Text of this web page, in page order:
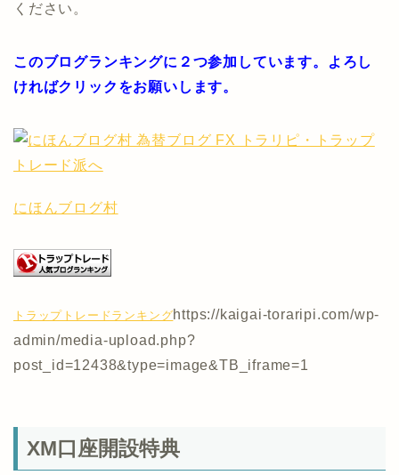
ください。
このブログランキングに２つ参加しています。よろし
ければクリックをお願いします。
にほんブログ村
トラップトレードランキングhttps://kaigai-toraripi.com/wp-
admin/media-upload.php?
post_id=12438&type=image&TB_iframe=1
XM口座開設特典